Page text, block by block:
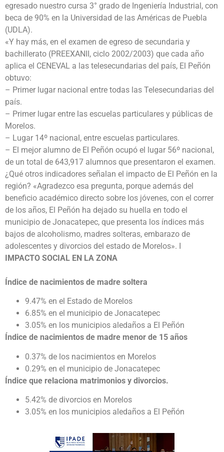
egresado nuestro cursa 3° grado de Ingeniería Industrial, con
beca de 90% en la Universidad de las Américas de Puebla
(UDLA).
«Y hay más, en el examen de egreso de secundaria y
bachillerato (PREEXANII, ciclo 2002/2003) que cada año
aplica el CENEVAL a las telesecundarias del país, El Peñón
obtuvo:
– Primer lugar nacional entre todas las Telesecundarias del
país.
– Primer lugar entre las escuelas particulares y públicas de
Morelos.
– Lugar 14º nacional, entre escuelas particulares.
– El mejor alumno de El Peñón ocupó el lugar 56º nacional,
de un total de 643,917 alumnos que presentaron el examen.
¿Qué otros indicadores señalan el impacto de El Peñón en la
región? «Agradezco esa pregunta, porque además del
beneficio académico directo sobre los jóvenes, con el correr
de los años, El Peñón ha dejado su huella en todo el
municipio de Jonacatepec, que presenta los índices más
bajos de alcoholismo, madres solteras, embarazo de
adolescentes y divorcios del estado de Morelos». I
IMPACTO SOCIAL EN LA ZONA
Índice de nacimientos de madre soltera
9.47% en el Estado de Morelos
6.85% en el municipio de Jonacatepec
3.05% en los municipios aledaños a El Peñón
Índice de nacimientos de madre menor de 15 años
0.37% de los nacimientos en Morelos
0.29% en el municipio de Jonacatepec
Índice que relaciona matrimonios y divorcios.
5.42% de divorcios en Morelos
3.05% en los municipios aledaños a El Peñón